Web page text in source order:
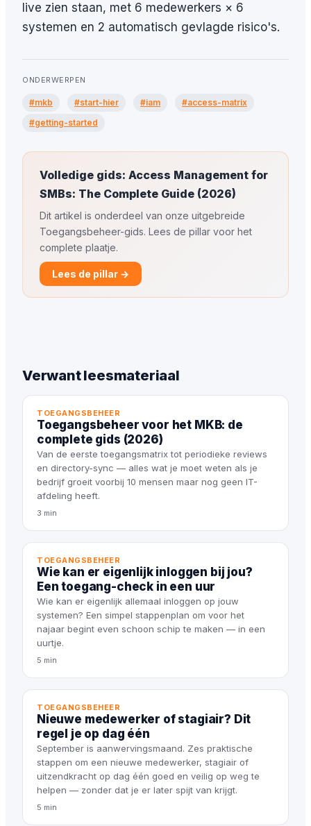
live zien staan, met 6 medewerkers × 6
systemen en 2 automatisch gevlagde risico's.
ONDERWERPEN
#mkb #start-hier #iam
#access-matrix
#getting-started
Volledige gids: Access Management for
SMBs: The Complete Guide (2026)
Dit artikel is onderdeel van onze uitgebreide
Toegangsbeheer-gids. Lees de pillar voor het
complete plaatje.
Lees de pillar →
Verwant leesmateriaal
TOEGANGSBEHEER
Toegangsbeheer voor het MKB: de
complete gids (2026)
Van de eerste toegangsmatrix tot periodieke reviews
en directory-sync — alles wat je moet weten als je
bedrijf groeit voorbij 10 mensen maar nog geen IT-
afdeling heeft.
3 min
TOEGANGSBEHEER
Wie kan er eigenlijk inloggen bij jou?
Een toegang-check in een uur
Wie kan er eigenlijk allemaal inloggen op jouw
systemen? Een simpel stappenplan om voor het
najaar begint even schoon schip te maken — in een
uurtje.
5 min
TOEGANGSBEHEER
Nieuwe medewerker of stagiair? Dit
regel je op dag één
September is aanwervingsmaand. Zes praktische
stappen om een nieuwe medewerker, stagiair of
uitzendkracht op dag één goed en veilig op weg te
helpen — zonder dat je er later spijt van krijgt.
5 min